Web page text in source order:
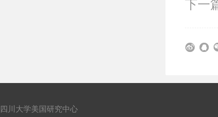
下一
四川大学美国研究中心